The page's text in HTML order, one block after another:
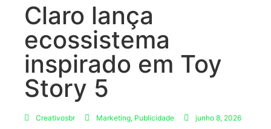
Claro lança
ecossistema
inspirado em Toy
Story 5
Creativosbr Marketing, Publicidade junho 8, 2026